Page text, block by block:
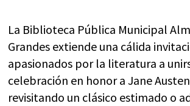
La Biblioteca Pública Municipal
Grandes extiende una cálida
apasionados por la literatura a
celebración en honor a Jane
revisitando un clásico estimado o